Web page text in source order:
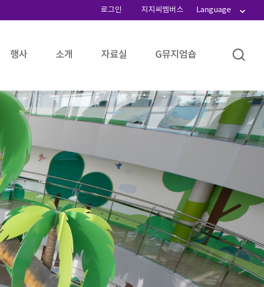
로그인 지지씨멤버스 Language
행사 소개 자료실 G뮤지엄숍